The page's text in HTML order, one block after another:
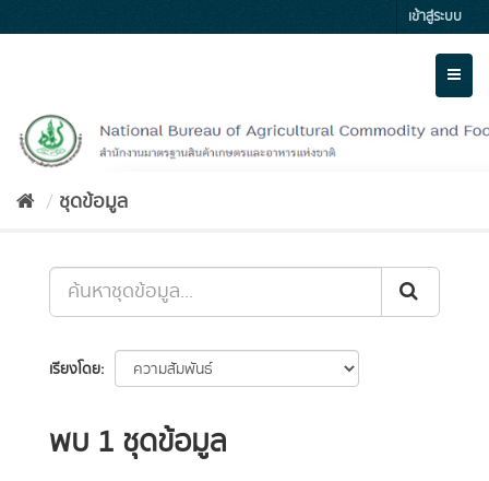
to
เข้าสู่ระบบ
ชุดข้อมูล
เรียงโดย
พบ 1 ชุดข้อมูล